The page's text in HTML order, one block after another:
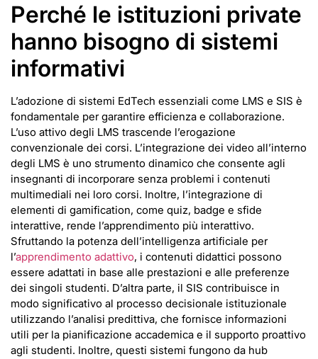
Perché le istituzioni private
hanno bisogno di sistemi
informativi
L’adozione di sistemi EdTech essenziali come LMS e SIS è
fondamentale per garantire efficienza e collaborazione.
L’uso attivo degli LMS trascende l’erogazione
convenzionale dei corsi. L’integrazione dei video all’interno
degli LMS è uno strumento dinamico che consente agli
insegnanti di incorporare senza problemi i contenuti
multimediali nei loro corsi. Inoltre, l’integrazione di
elementi di gamification, come quiz, badge e sfide
interattive, rende l’apprendimento più interattivo.
Sfruttando la potenza dell’intelligenza artificiale per
l’apprendimento adattivo, i contenuti didattici possono
essere adattati in base alle prestazioni e alle preferenze
dei singoli studenti. D’altra parte, il SIS contribuisce in
modo significativo al processo decisionale istituzionale
utilizzando l’analisi predittiva, che fornisce informazioni
utili per la pianificazione accademica e il supporto proattivo
agli studenti. Inoltre, questi sistemi fungono da hub